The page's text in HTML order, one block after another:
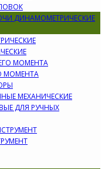
ДИНАМОМЕТРИЧЕСКИЕ
МОМЕНТА
МЕХАНИЧЕСКИЕ
ДЛЯ РУЧНЫХ